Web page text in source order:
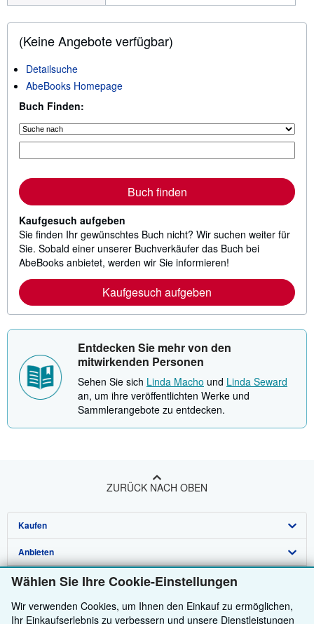
Wählen Sie Ihre Cookie-Einstellungen
Wir verwenden Cookies, um Ihnen den Einkauf zu ermöglichen,
Ihr Einkaufserlebnis zu verbessern und unsere Dienstleistungen
(Keine Angebote verfügbar)
Detailsuche
AbeBooks Homepage
Buch Finden:
Buch finden
Kaufgesuch aufgeben
Sie finden Ihr gewünschtes Buch nicht? Wir suchen weiter für
Sie. Sobald einer unserer Buchverkäufer das Buch bei
AbeBooks anbietet, werden wir Sie informieren!
Kaufgesuch aufgeben
Entdecken Sie mehr von den
mitwirkenden Personen
Sehen Sie sich Linda Macho und Linda Seward
an, um ihre veröffentlichten Werke und
Sammlerangebote zu entdecken.
ZURÜCK NACH OBEN
Kaufen
Detailsuche
Sammlungen
Nutzerkonto
Anbieten
Verkäufer werden
Partnerprogramm
Über uns
Über uns / Impressum
Hilfe